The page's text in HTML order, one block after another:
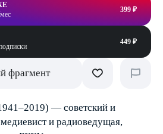
399 ₽
449 ₽
фрагмент
— советский и
и радиоведущая,